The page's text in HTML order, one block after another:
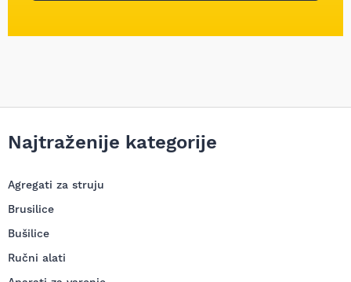
Najtraženije kategorije
Agregati za struju
Brusilice
Bušilice
Ručni alati